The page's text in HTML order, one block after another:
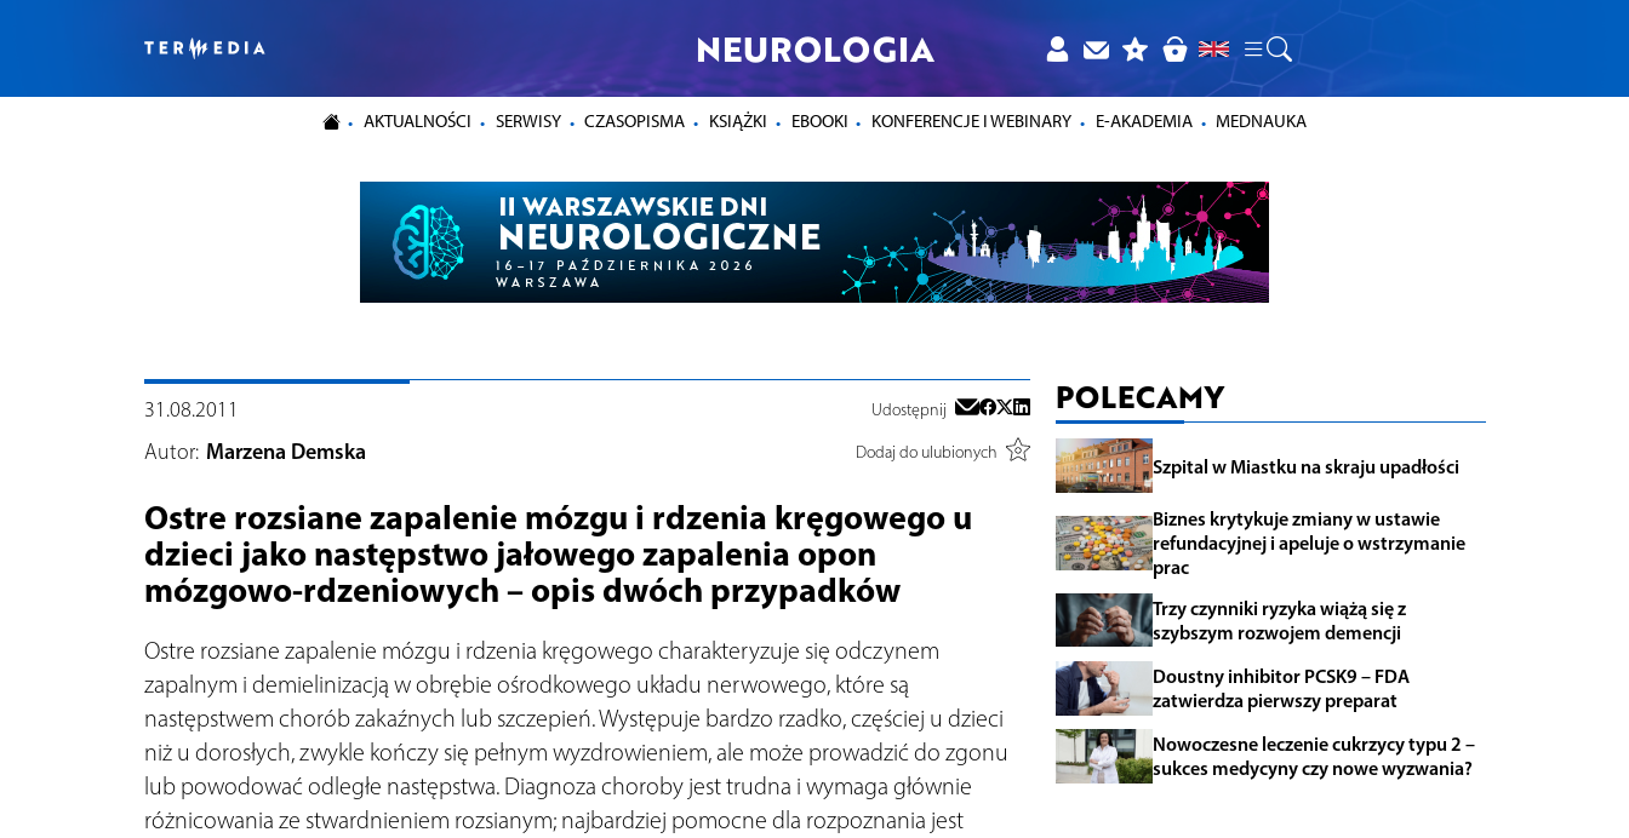
NEUROLOGIA
AKTUALNOŚCI SERWISY CZASOPISMA KSIĄŻKI EBOOKI KONFERENCJE I WEBINARY E-AKADEMIA MEDNAUKA
31.08.2011 Udostępnij
Autor: Marzena Demska Dodaj do ulubionych
Ostre rozsiane zapalenie mózgu i rdzenia kręgowego u
dzieci jako następstwo jałowego zapalenia opon
mózgowo-rdzeniowych – opis dwóch przypadków
Ostre rozsiane zapalenie mózgu i rdzenia kręgowego charakteryzuje się odczynem
zapalnym i demielinizacją w obrębie ośrodkowego układu nerwowego, które są
następstwem chorób zakaź­nych lub szczepień. Występuje bardzo rzadko, częściej u dzieci
niż u dorosłych, zwykle kończy się pełnym wyzdrowieniem, ale może prowadzić do zgonu
lub powodować odległe następstwa. Diagnoza choroby jest trudna i wymaga głównie
różnicowania ze stwardnieniem rozsianym; najbardziej pomocne dla rozpoznania jest
POLECAMY
Szpital w Miastku na skraju upadłości
Biznes krytykuje zmiany w ustawie
refundacyjnej i apeluje o wstrzymanie
prac
Trzy czynniki ryzyka wiążą się z
szybszym rozwojem demencji
Doustny inhibitor PCSK9 – FDA
zatwierdza pierwszy preparat
Nowoczesne leczenie cukrzycy typu 2 –
sukces medycyny czy nowe wyzwania?